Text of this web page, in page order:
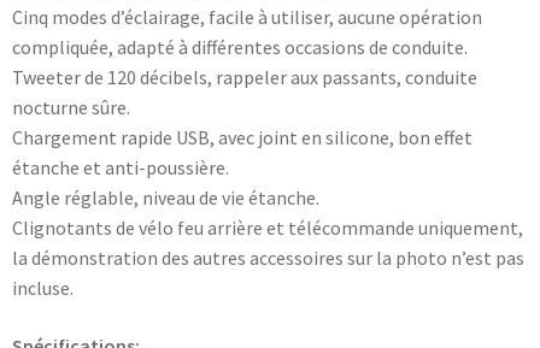
Cinq modes d’éclairage, facile à utiliser, aucune opération
compliquée, adapté à différentes occasions de conduite.
Tweeter de 120 décibels, rappeler aux passants, conduite
nocturne sûre.
Chargement rapide USB, avec joint en silicone, bon effet
étanche et anti-poussière.
Angle réglable, niveau de vie étanche.
Clignotants de vélo feu arrière et télécommande uniquement,
la démonstration des autres accessoires sur la photo n’est pas
incluse.